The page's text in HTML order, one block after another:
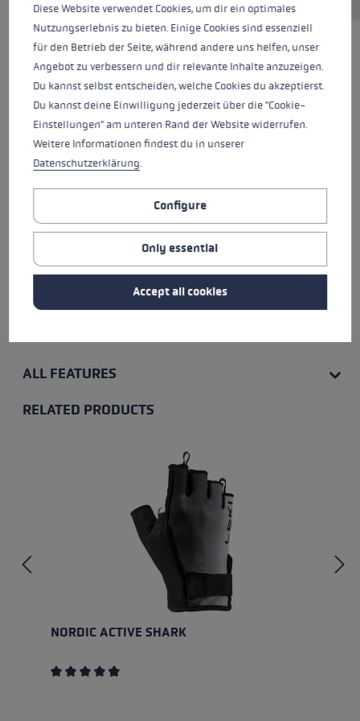
HIGHLIGHTS
Handle - Loop/Glove System
Pipe material
handle
lace
loop
ALL FEATURES
RELATED PRODUCTS
NORDIC ACTIVE SHARK
Diese Website verwendet Cookies, um dir ein optimales
Nutzungserlebnis zu bieten. Einige Cookies sind essenziell
für den Betrieb der Seite, während andere uns helfen, unser
Angebot zu verbessern und dir relevante Inhalte anzuzeigen.
Du kannst selbst entscheiden, welche Cookies du akzeptierst.
Du kannst deine Einwilligung jederzeit über die "Cookie-
Einstellungen" am unteren Rand der Website widerrufen.
Weitere Informationen findest du in unserer
Datenschutzerklärung.
Configure
Only essential
Accept all cookies